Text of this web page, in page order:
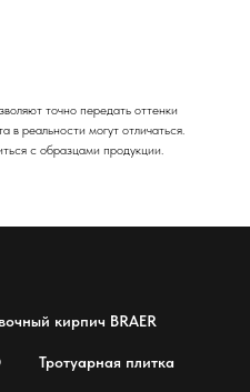
точно передать оттенки
в реальности могут отличаться.
с образцами продукции.
кирпич BRAER
Тротуарная плитка